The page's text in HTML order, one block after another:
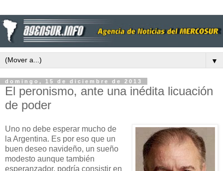
▼
domingo, 15 de diciembre de 2013
El peronismo, ante una inédita licuación
de poder
Uno no debe esperar mucho de
la Argentina. Es por eso que un
buen deseo navideño, un sueño
modesto aunque también
esperanzador, podría consistir en